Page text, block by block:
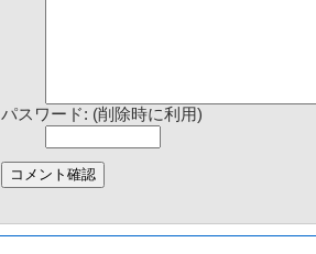
パスワード: (削除時に利用)